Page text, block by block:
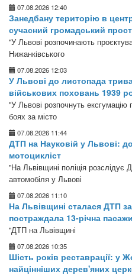
07.08.2026 12:40
Занедбану територію в
сучасний громадський
"У Львові розпочинають
Нижанківського
07.08.2026 12:03
У Львові до листопада
військових поховань 1939
"У Львові розпочнуть
боях за місто
07.08.2026 11:44
ДТП на Науковій у Львові:
мотоцикліст
"На Львівщині поліція
автомобіля у Львові
07.08.2026 11:10
На Львівщині сталася ДТП
постраждала 13-річна
"ДТП на Львівщині
07.08.2026 10:35
Шість років реставрації: у
найцінніших дерев'яних